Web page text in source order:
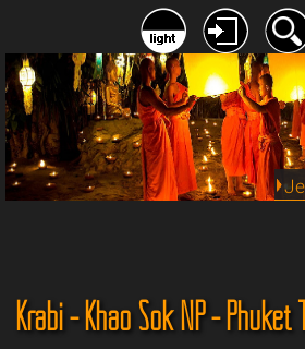
Krabi - Khao Sok NP - Phuket